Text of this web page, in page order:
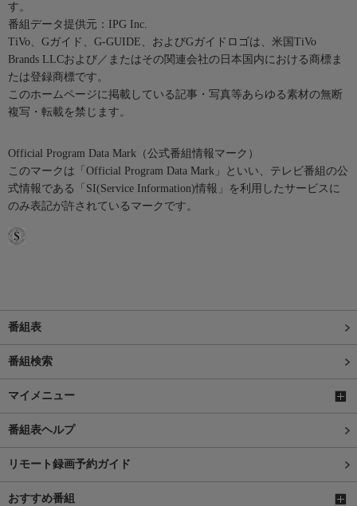
す。
番組データ提供元：IPG Inc.
TiVo、Gガイド、G-GUIDE、およびGガイドロゴは、米国TiVo
Brands LLCおよび／またはその関連会社の日本国内における商標ま
たは登録商標です。
このホームページに掲載している記事・写真等あらゆる素材の無断
複写・転載を禁じます。
Official Program Data Mark（公式番組情報マーク）
このマークは「Official Program Data Mark」といい、テレビ番組の公
式情報である「SI(Service Information)情報」を利用したサービスに
のみ表記が許されているマークです。
番組表
番組検索
マイメニュー
番組表ヘルプ
リモート録画予約ガイド
おすすめ番組